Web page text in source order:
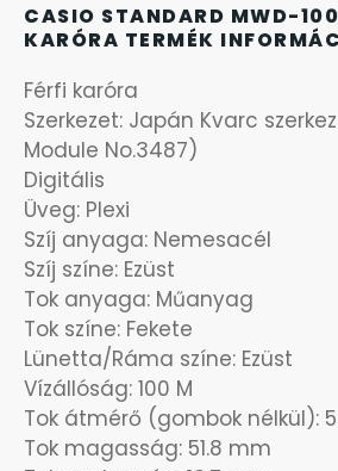
CASIO STANDARD MWD-
KARÓRA TERMÉK
Férfi karóra
Szerkezet: Japán Kvarc
Module No.3487)
Digitális
Üveg: Plexi
Szíj anyaga: Nemesacél
Szíj színe: Ezüst
Tok anyaga: Műanyag
Tok színe: Fekete
Lünetta/Ráma színe: Ezüst
Vízállóság: 100 M
Tok átmérő (gombok nélkül):
Tok magasság: 51.8 mm
SANTA BARBARA
SECTOR
SEIKO
SENCOR
SERGIO TACCHINI
SLAZENGER
STOPPER